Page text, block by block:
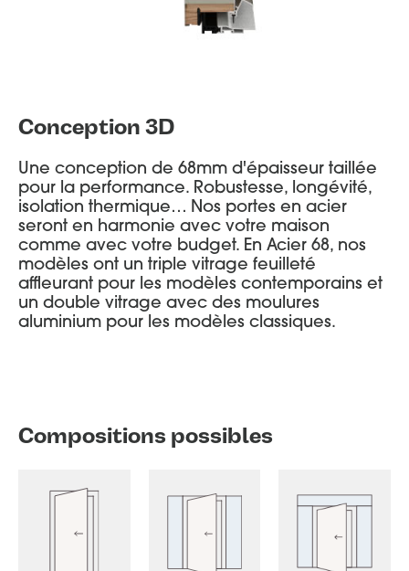
Conception 3D
Une conception de 68mm d'épaisseur taillée
pour la performance. Robustesse, longévité,
isolation thermique… Nos portes en acier
seront en harmonie avec votre maison
comme avec votre budget. En Acier 68, nos
modèles ont un triple vitrage feuilleté
affleurant pour les modèles contemporains et
un double vitrage avec des moulures
aluminium pour les modèles classiques.
Compositions possibles